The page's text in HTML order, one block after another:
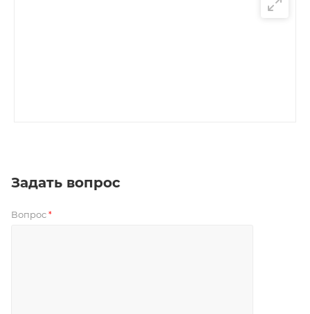
Задать вопрос
Вопрос *